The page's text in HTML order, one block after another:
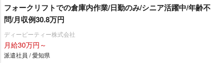
フォークリフトでの倉庫内作業/日勤のみ/シニア活躍中/年齢不
問/月収例30.8万円
ディーピーティー株式会社
月給30万円～
派遣社員 / 愛知県